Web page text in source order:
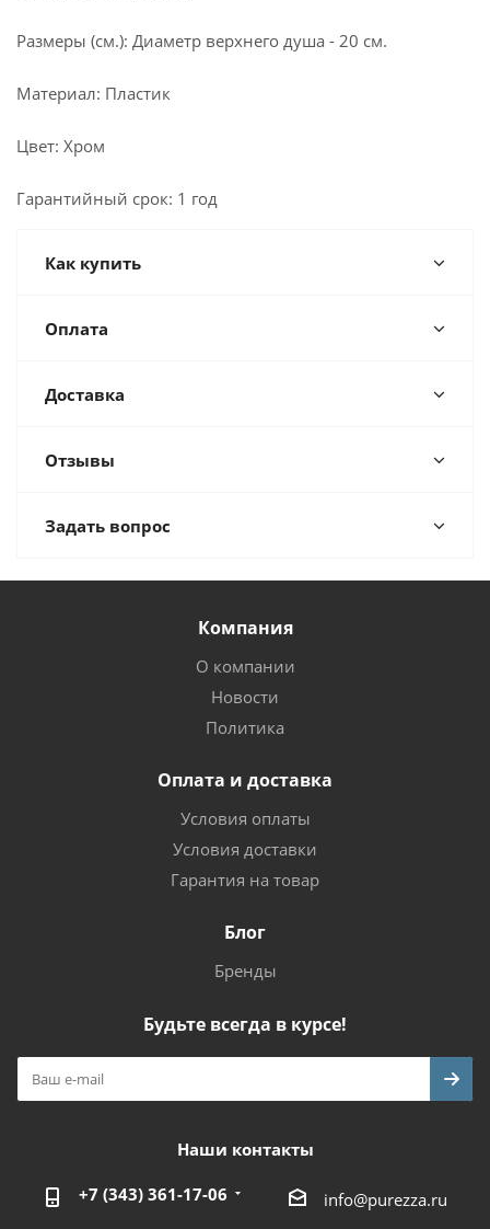
Размеры (см.): Диаметр верхнего душа - 20 см.
Материал: Пластик
Цвет: Хром
Гарантийный срок: 1 год
Как купить
Оплата
Доставка
Отзывы
Задать вопрос
Компания
О компании
Новости
Политика
Оплата и доставка
Условия оплаты
Условия доставки
Гарантия на товар
Блог
Бренды
Будьте всегда в курсе!
Наши контакты
+7 (343) 361-17-06 info@purezza.ru